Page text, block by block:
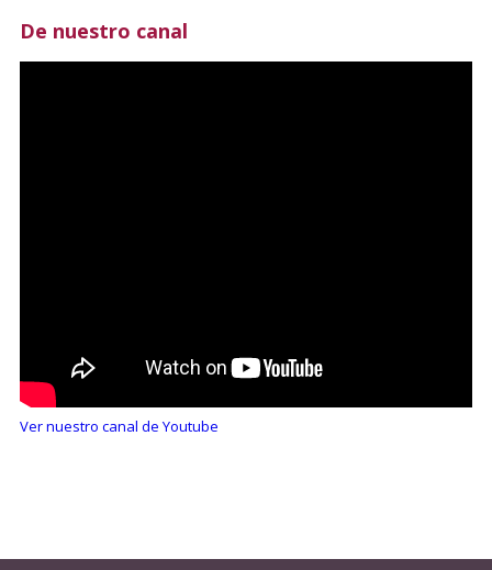
De nuestro canal
Ver nuestro canal de Youtube